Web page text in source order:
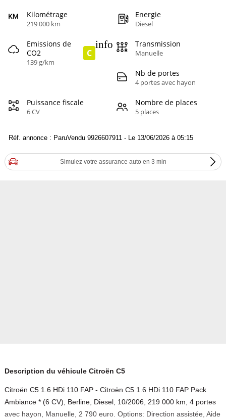
Kilométrage
219 000 km
Energie
Diesel
Emissions de
CO2
139 g/km
C
info Transmission
Manuelle
Nb de portes
4 portes avec hayon
Puissance fiscale
6 CV
Nombre de places
5 places
Réf. annonce : ParuVendu 9926607911 - Le 13/06/2026 à 05:15
Simulez votre assurance auto en 3 min
Description du véhicule Citroën C5
Citroën C5 1.6 HDi 110 FAP - Citroën C5 1.6 HDi 110 FAP Pack
Ambiance * (6 CV), Berline, Diesel, 10/2006, 219 000 km, 4 portes
avec hayon, Manuelle, 2 790 euro. Options: Direction assistée, Aide